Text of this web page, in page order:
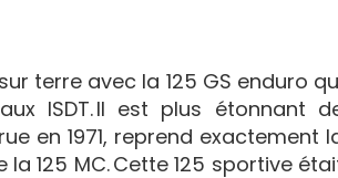
terre avec la 125 GS enduro
ISDT. Il est plus étonnant
en 1971, reprend exactement
125 MC. Cette 125 sportive